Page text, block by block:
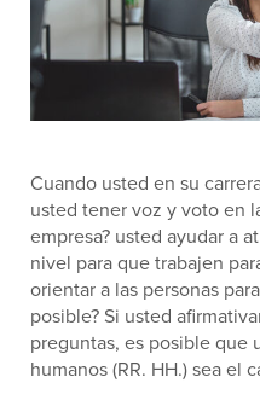
Cuando usted en su
usted tener voz y voto en
empresa? usted ayudar a
nivel para que trabajen
orientar a las personas
posible? Si usted
preguntas, es posible que
humanos (RR. HH.) sea el